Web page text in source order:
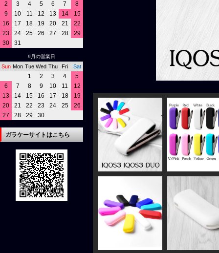
2
3 4 5 6 7
8
9
10 11 12 13 14
15
16
17 18 19 20 21
22
23
24 25 26 27 28
29
30
31
9月の営業日
Sun Mon Tue Wed Thu Fri Sat
1 2 3 4
5
6
7 8 9 10 11
12
13
14 15 16 17 18
19
20
21 22 23 24 25
26
27
28 29 30
ガラケーサイトはこちら